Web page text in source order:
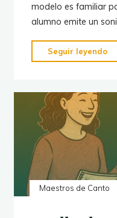
modelo es familiar
alumno emite un
Seguir leyendo
Maestros de Canto